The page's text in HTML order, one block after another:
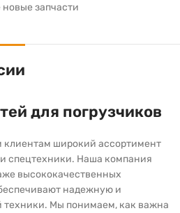
новые запчасти
для погрузчиков
широкий ассортимент
и спецтехники. Наша компания
высококачественных
надежную и
Мы понимаем, как важна